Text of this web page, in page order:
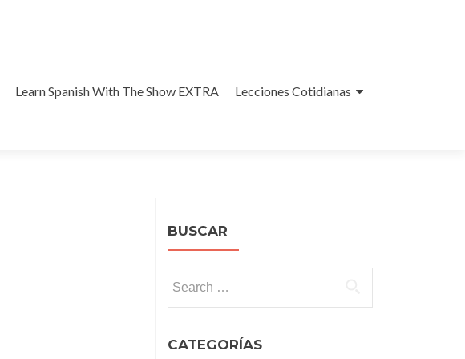
Learn Spanish With The Show EXTRA Lecciones Cotidianas
BUSCAR
for:
CATEGORÍAS